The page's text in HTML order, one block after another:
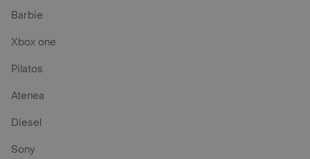
Barbie
Xbox one
Pilatos
Atenea
Diesel
Sony